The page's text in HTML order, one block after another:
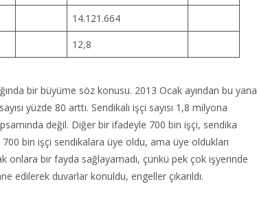
14.121.664
12,8
bir büyüme söz konusu. 2013 Ocak ayından bu yana
yüzde 80 arttı. Sendikalı işçi sayısı 1,8 milyona
değil. Diğer bir ifadeyle 700 bin işçi, sendika
bin işçi sendikalara üye oldu, ama üye oldukları
onlara bir fayda sağlayamadı, çünkü pek çok işyerinde
edilerek duvarlar konuldu, engeller çıkarıldı.